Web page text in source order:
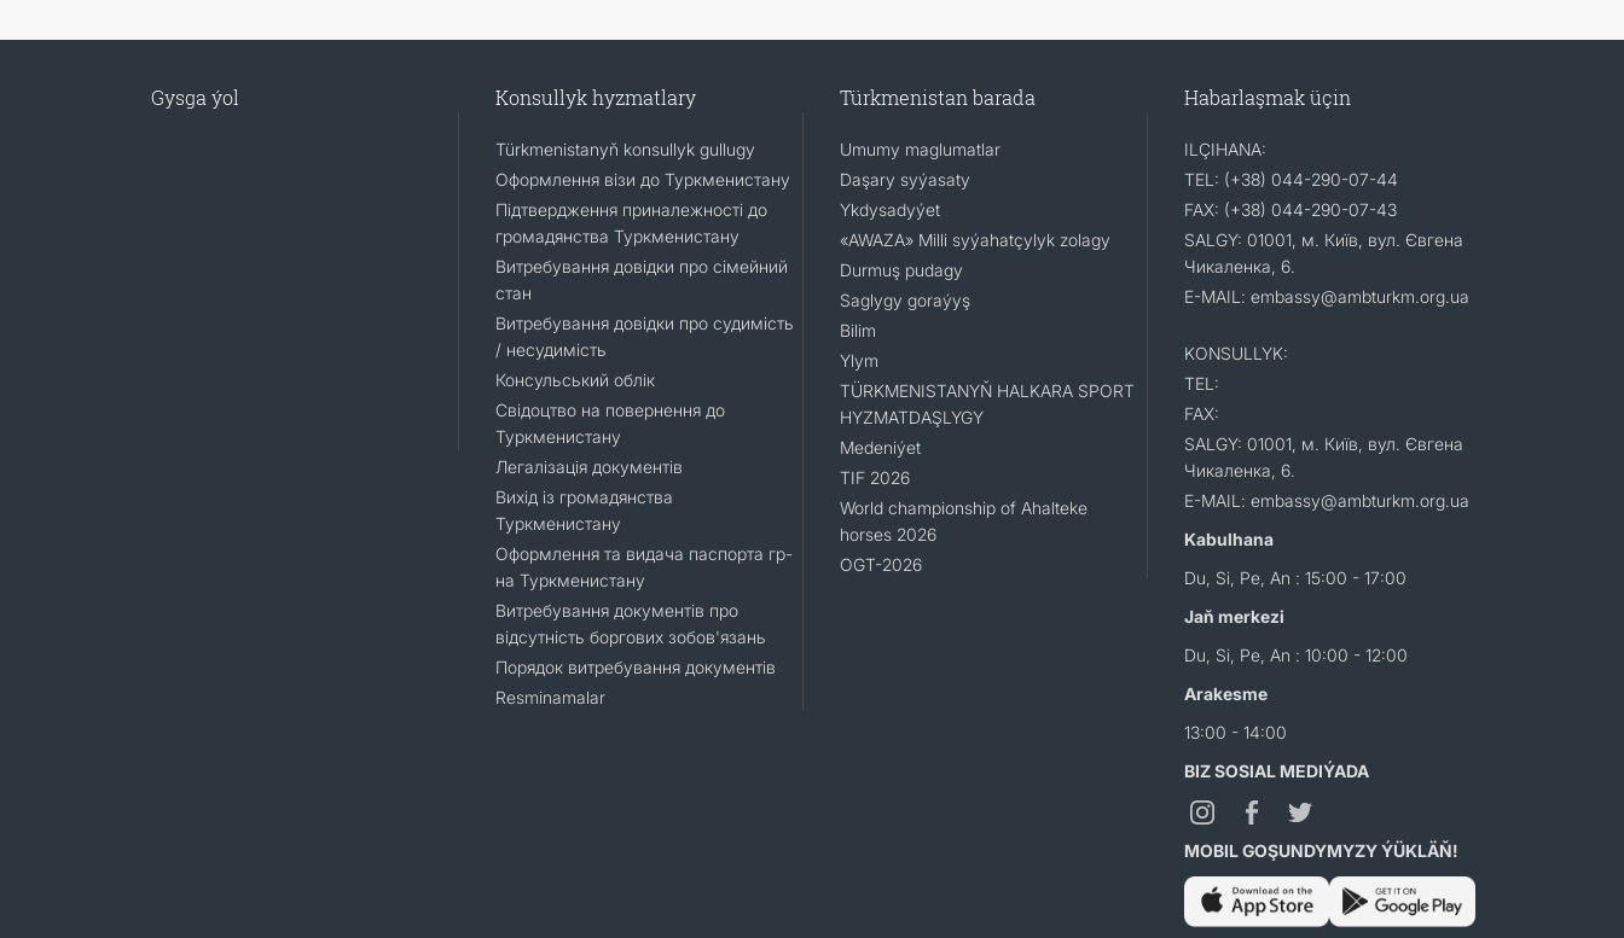
Gysga ýol Konsullyk hyzmatlary
Türkmenistanyň konsullyk gullugy
Оформлення візи до Туркменистану
Підтвердження приналежності до
громадянства Туркменистану
Витребування довідки про сімейний
стан
Витребування довідки про судимість
/ несудимість
Консульський облік
Свідоцтво на повернення до
Туркменистану
Легалізація документів
Вихід із громадянства
Туркменистану
Оформлення та видача паспорта гр-
на Туркменистану
Витребування документів про
відсутність боргових зобов'язань
Порядок витребування документів
Resminamalar
Türkmenistan barada
Umumy maglumatlar
Daşary syýasaty
Ykdysadyýet
«AWAZA» Milli syýahatçylyk zolagy
Durmuş pudagy
Saglygy goraýyş
Bilim
Ylym
TÜRKMENISTANYŇ HALKARA SPORT
HYZMATDAŞLYGY
Medeniýet
TIF 2026
World championship of Ahalteke
horses 2026
OGT-2026
Habarlaşmak üçin
ILÇIHANA:
TEL: (+38) 044-290-07-44
FAX: (+38) 044-290-07-43
SALGY: 01001, м. Київ, вул. Євгена
Чикаленка, 6.
E-MAIL: embassy@ambturkm.org.ua
KONSULLYK:
TEL:
FAX:
SALGY: 01001, м. Київ, вул. Євгена
Чикаленка, 6.
E-MAIL: embassy@ambturkm.org.ua
Kabulhana
Du, Si, Pe, An : 15:00 - 17:00
Jaň merkezi
Du, Si, Pe, An : 10:00 - 12:00
Arakesme
13:00 - 14:00
BIZ SOSIAL MEDIÝADA
MOBIL GOŞUNDYMYZY ÝÜKLÄŇ!